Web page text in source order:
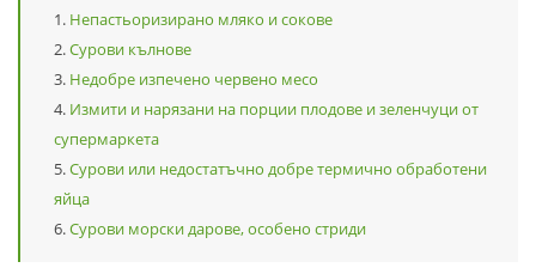
Непастьоризирано мляко и сокове
Сурови кълнове
Недобре изпечено червено месо
Измити и нарязани на порции плодове и зеленчуци от
супермаркета
Сурови или недостатъчно добре термично обработени
яйца
Сурови морски дарове, особено стриди